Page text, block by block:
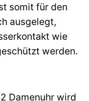
somit für den
ausgelegt,
wie
werden.
Damenuhr wird